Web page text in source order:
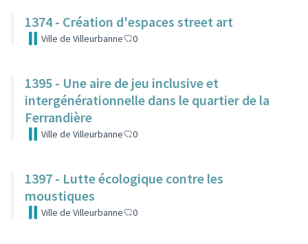
1374 - Création d'espaces street art
Ville de Villeurbanne 0
1395 - Une aire de jeu inclusive et
intergénérationnelle dans le quartier de la
Ferrandière
Ville de Villeurbanne 0
1397 - Lutte écologique contre les
moustiques
Ville de Villeurbanne 0